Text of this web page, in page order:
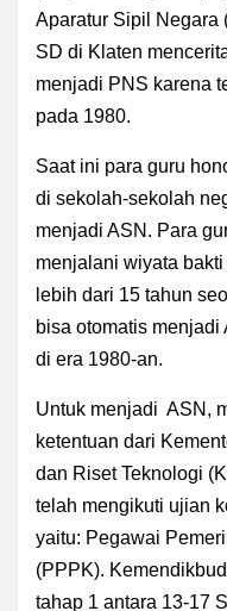
Aparatur Sipil Negara
SD di Klaten
menjadi PNS karena
pada 1980.
Saat ini para guru
di sekolah-sekolah
menjadi ASN. Para
menjalani wiyata
lebih dari 15 tahun
bisa otomatis
di era 1980-an.
Untuk menjadi ASN,
ketentuan dari
dan Riset Teknologi
telah mengikuti ujian
yaitu: Pegawai
(PPPK).
tahap 1 antara 13-17